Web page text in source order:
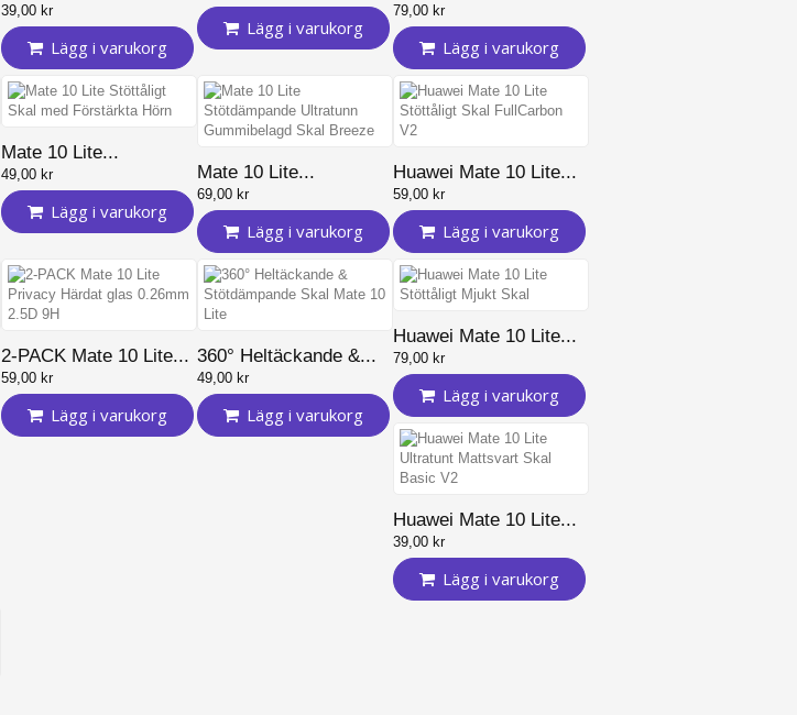
39,00 kr
Lägg i varukorg
Lägg i varukorg
79,00 kr
Lägg i varukorg
Mate 10 Lite...
49,00 kr
Lägg i varukorg
Mate 10 Lite...
69,00 kr
Lägg i varukorg
Huawei Mate 10 Lite...
59,00 kr
Lägg i varukorg
2-PACK Mate 10 Lite...
59,00 kr
Lägg i varukorg
360° Heltäckande &...
49,00 kr
Lägg i varukorg
Huawei Mate 10 Lite...
79,00 kr
Lägg i varukorg
Huawei Mate 10 Lite...
39,00 kr
Lägg i varukorg